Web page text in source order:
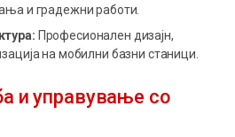
и градежни работи.
Професионален дизајн,
на мобилни базни станици.
и управување со